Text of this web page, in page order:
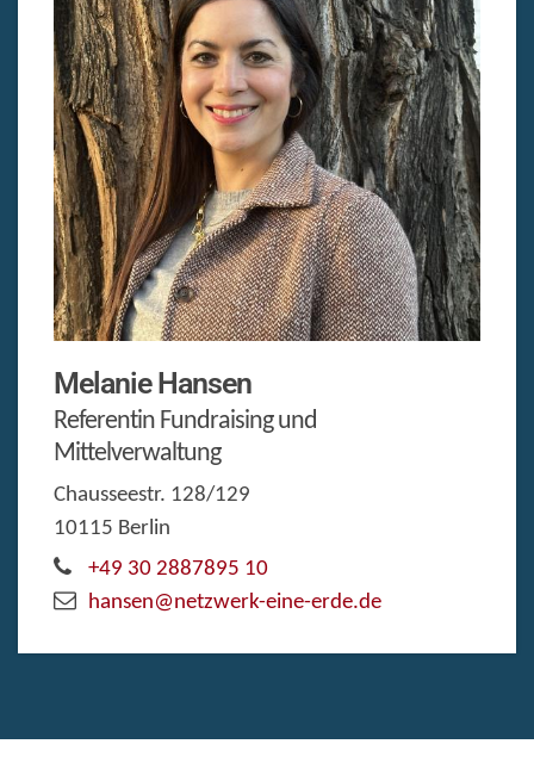
MelanieHansen
Referentin Fundraising und
Mittelverwaltung
Chausseestr. 128/129
10115 Berlin
+49 30 2887895 10
hansen@netzwerk-eine-erde.de